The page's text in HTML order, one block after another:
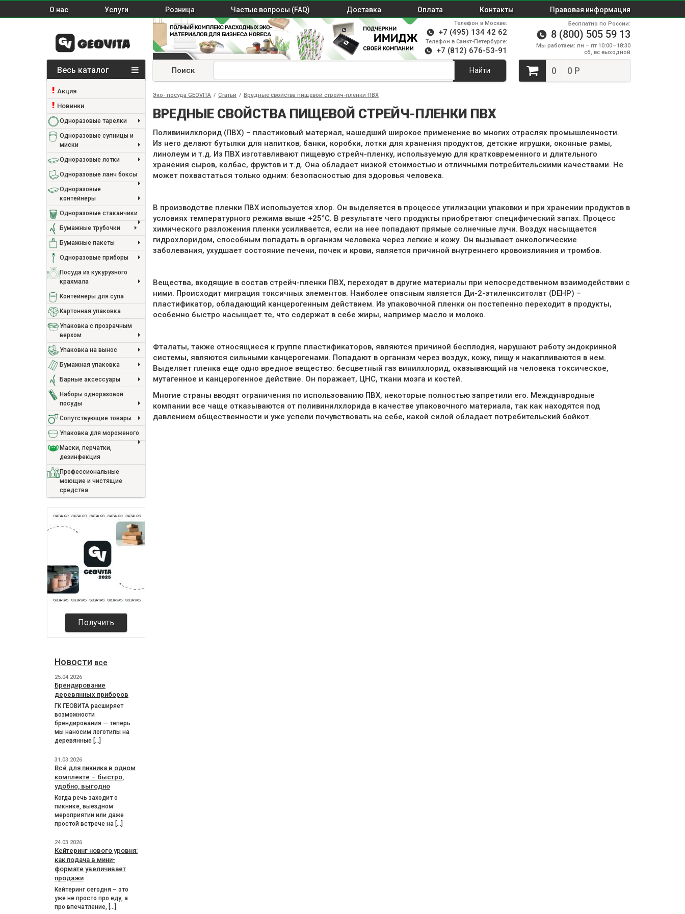
О нас Услуги Розница Частые вопросы (FAQ) Доставка Оплата Контакты Правовая информация
Телефон в Москве:
+7 (495) 134 42 62
Телефон в Санкт-Петербурге:
+7 (812) 676-53-91
Бесплатно по России:
8 (800) 505 59 13
Мы работаем: пн – пт 10:00—18:30
сб, вс выходной
Весь каталог Поиск Найти 0 0 Р
Акция
Новинки
Одноразовые тарелки
Одноразовые супницы и
миски
Одноразовые лотки
Одноразовые ланч боксы
Одноразовые
контейнеры
Одноразовые стаканчики
Бумажные трубочки
Бумажные пакеты
Одноразовые приборы
Посуда из кукурузного
крахмала
Контейнеры для супа
Картонная упаковка
Упаковка с прозрачным
верхом
Упаковка на вынос
Бумажная упаковка
Барные аксессуары
Наборы одноразовой
посуды
Сопутствующие товары
Упаковка для мороженого
Маски, перчатки,
дезинфекция
Профессиональные
моющие и чистящие
средства
Получить
Новости все
25.04.2026
Брендирование
деревянных приборов
ГК ГЕОВИТА расширяет
возможности
брендирования — теперь
мы наносим логотипы на
деревянные […]
31.03.2026
Всё для пикника в одном
комплекте – быстро,
удобно, выгодно
Когда речь заходит о
пикнике, выездном
мероприятии или даже
простой встрече на […]
24.03.2026
Кейтеринг нового уровня:
как подача в мини-
формате увеличивает
продажи
Кейтеринг сегодня – это
уже не просто про еду, а
про впечатление, […]
Эко- посуда GEOVITA / Статьи / Вредные свойства пищевой стрейч-пленки ПВХ
ВРЕДНЫЕ СВОЙСТВА ПИЩЕВОЙ СТРЕЙЧ-ПЛЕНКИ ПВХ
Поливинилхлорид (ПВХ) – пластиковый материал, нашедший широкое применение во многих отраслях промышленности.
Из него делают бутылки для напитков, банки, коробки, лотки для хранения продуктов, детские игрушки, оконные рамы,
линолеум и т.д. Из ПВХ изготавливают пищевую стрейч-пленку, используемую для кратковременного и длительного
хранения сыров, колбас, фруктов и т.д. Она обладает низкой стоимостью и отличными потребительскими качествами. Не
может похвастаться только одним: безопасностью для здоровья человека.
В производстве пленки ПВХ используется хлор. Он выделяется в процессе утилизации упаковки и при хранении продуктов в
условиях температурного режима выше +25°С. В результате чего продукты приобретают специфический запах. Процесс
химического разложения пленки усиливается, если на нее попадают прямые солнечные лучи. Воздух насыщается
гидрохлоридом, способным попадать в организм человека через легкие и кожу. Он вызывает онкологические
заболевания, ухудшает состояние печени, почек и крови, является причиной внутреннего кровоизлияния и тромбов.
Вещества, входящие в состав стрейч-пленки ПВХ, переходят в другие материалы при непосредственном взаимодействии с
ними. Происходит миграция токсичных элементов. Наиболее опасным является Ди-2-этиленкситолат (DEHP) –
пластификатор, обладающий канцерогенным действием. Из упаковочной пленки он постепенно переходит в продукты,
особенно быстро насыщает те, что содержат в себе жиры, например масло и молоко.
Фталаты, также относящиеся к группе пластификаторов, являются причиной бесплодия, нарушают работу эндокринной
системы, являются сильными канцерогенами. Попадают в организм через воздух, кожу, пищу и накапливаются в нем.
Выделяет пленка еще одно вредное вещество: бесцветный газ винилхлорид, оказывающий на человека токсическое,
мутагенное и канцерогенное действие. Он поражает, ЦНС, ткани мозга и костей.
Многие страны вводят ограничения по использованию ПВХ, некоторые полностью запретили его. Международные
компании все чаще отказываются от поливинилхлорида в качестве упаковочного материала, так как находятся под
давлением общественности и уже успели почувствовать на себе, какой силой обладает потребительский бойкот.